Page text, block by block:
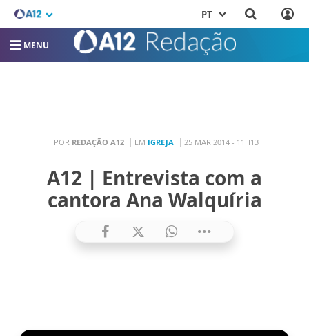
PT
MENU
POR REDAÇÃO A12 EM IGREJA 25 MAR 2014 - 11H13
A12 | Entrevista com a
cantora Ana Walquíria